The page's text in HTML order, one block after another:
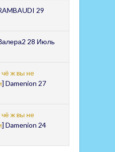
29
28 Июль
ж вы не
] Damenion 27
ж вы не
] Damenion 24